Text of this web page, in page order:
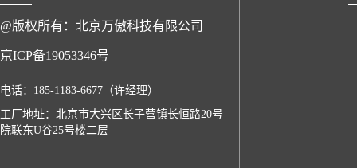
@版权所有：北京万傲科技有限公司
京ICP备19053346号
电话：185-1183-6677（许经理）
工厂地址：北京市大兴区长子营镇长恒路20号
院联东U谷25号楼二层